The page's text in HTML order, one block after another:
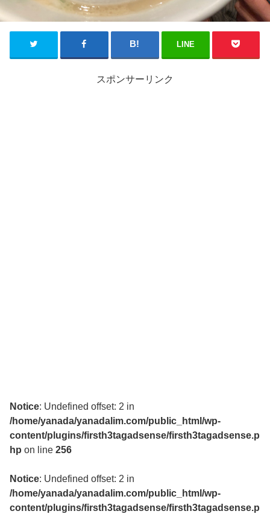
LINE
スポンサーリンク
Notice: Undefined offset: 2 in
/home/yanada/yanadalim.com/public_html/wp-
content/plugins/firsth3tagadsense/firsth3tagadsense.p
hp on line256
Notice: Undefined offset: 2 in
/home/yanada/yanadalim.com/public_html/wp-
content/plugins/firsth3tagadsense/firsth3tagadsense.p